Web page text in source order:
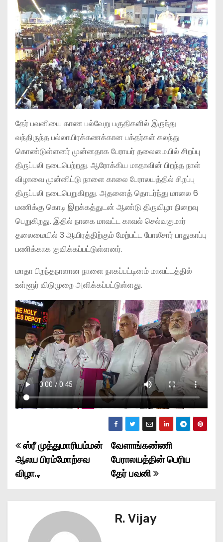
தேர் பவனியை காண பல்வேறு பகுதிகளில் இருந்து
வந்திருந்த பல்லாயிரக்கணக்கான பக்தர்கள் கலந்து
கொண்டுள்ளனர் முன்னதாக பேராயர் தலைமையில் சிறப்பு
திருப்பலி நடைபெற்றது. ஆரோக்கிய மாதாவின் பிறந்த நாள்
விழாவை முன்னிட்டு நாளை காலை பேராலயத்தில் சிறப்பு
திருப்பலி நடைபெறுகிறது. அதனைத் தொடர்ந்து மாலை 6
மணிக்கு கொடி இறக்கத்துடன் ஆண்டு திருவிழா நிறைவு
பெறுகிறது. இதில் நாகை மாவட்ட காவல் செல்வகுமார்
தலைமையில் 3 ஆயிரத்திற்கும் மேற்பட்ட போலீசார் பாதுகாப்பு
பணிக்காக குவிக்கப்பட்டுள்ளனர்.
மாதா பிறந்தநாளான நாளை நாகப்பட்டினம் மாவட்டத்தில்
உள்ளூர் விடுமுறை அளிக்கப்பட்டுள்ளது.
P
o
வேளாங்கண்ணி
பேராலயத்தின் பெரிய
தேர் பவனி
ஸ்ரீ முத்துமாரியம்மன்
ஆலய பிரம்மோற்சவ
விழா..,
R. Vijay